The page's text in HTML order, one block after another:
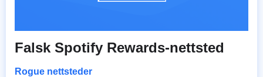
Falsk Spotify Rewards-nettsted
Rogue nettsteder